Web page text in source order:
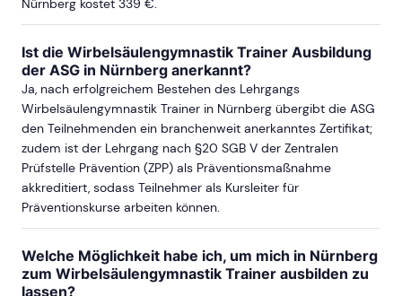
ab Sa, 4. Dezember 2027
STUTTGART
ab Sa, 7. November 2026
ab Sa, 10. April 2027
ab Sa, 9. Oktober 2027
Nürnberg kostet 339 €.
Ist die Wirbelsäulengymnastik Trainer Ausbildung
der ASG in Nürnberg anerkannt?
Ja, nach erfolgreichem Bestehen des Lehrgangs
Wirbelsäulengymnastik Trainer in Nürnberg übergibt die ASG
den Teilnehmenden ein branchenweit anerkanntes Zertifikat;
zudem ist der Lehrgang nach §20 SGB V der Zentralen
Prüfstelle Prävention (ZPP) als Präventionsmaßnahme
akkreditiert, sodass Teilnehmer als Kursleiter für
Präventionskurse arbeiten können.
Welche Möglichkeit habe ich, um mich in Nürnberg
zum Wirbelsäulengymnastik Trainer ausbilden zu
lassen?